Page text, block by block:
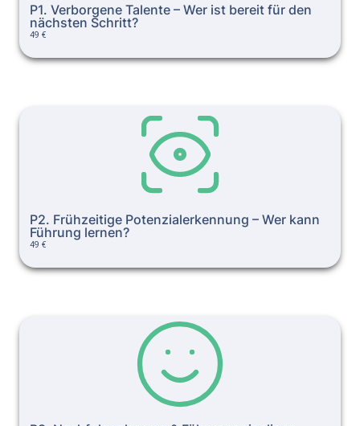
P1. Verborgene Talente – Wer ist bereit für den
nächsten Schritt?
49 €
P2. Frühzeitige Potenzialerkennung – Wer kann
Führung lernen?
49 €
P3. Nachfolgeplanung & Führungspipelines